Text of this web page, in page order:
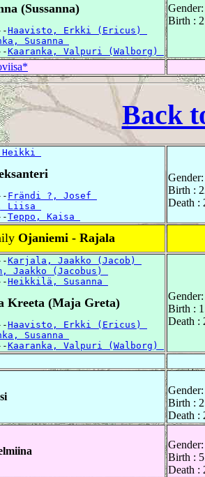
(Sussanna)
Haavisto, Erkki (Ericus)
Susanna
Kaaranka, Valpuri (Walborg)
Birth :
Back
Frändi ?, Josef
Liisa
Teppo, Kaisa
Birth :
Death :
Ojaniemi - Rajala
Karjala, Jaakko (Jacob)
Jaakko (Jacobus)
Heikkilä, Susanna
Kreeta (Maja Greta)
Haavisto, Erkki (Ericus)
Susanna
Kaaranka, Valpuri (Walborg)
Birth :
Death :
Birth :
Death :
Birth :
Death :